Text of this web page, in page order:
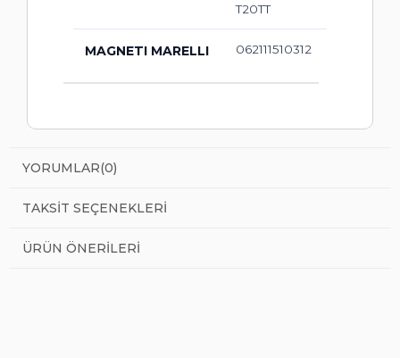
T20TT
MAGNETI MARELLI 062111510312
YORUMLAR(0)
TAKSIT SEÇENEKLERI
ÜRÜN ÖNERILERI